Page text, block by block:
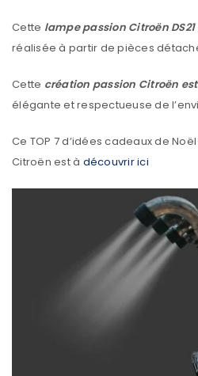
Cette lampe passion Citroën
réalisée à partir de pièces
Cette création passion Citroën
élégante et respectueuse de
Ce TOP 7 d’idées cadeaux de
Citroën est à découvrir ici